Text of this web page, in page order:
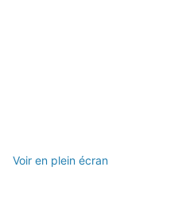
Voir en plein écran